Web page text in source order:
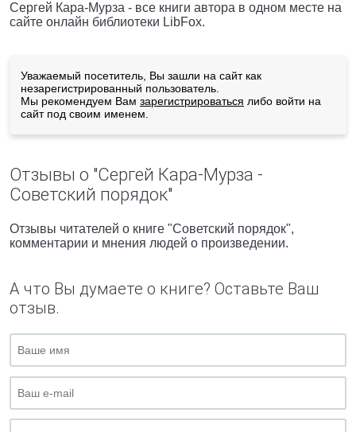
Сергей Кара-Мурза - все книги автора в одном месте на
сайте онлайн библиотеки LibFox.
Уважаемый посетитель, Вы зашли на сайт как
незарегистрированный пользователь.
Мы рекомендуем Вам зарегистрироваться либо войти на
сайт под своим именем.
Отзывы о "Сергей Кара-Мурза -
Советский порядок"
Отзывы читателей о книге "Советский порядок",
комментарии и мнения людей о произведении.
А что Вы думаете о книге? Оставьте Ваш
отзыв.